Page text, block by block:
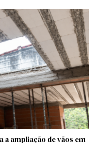
a ampliação de vãos em